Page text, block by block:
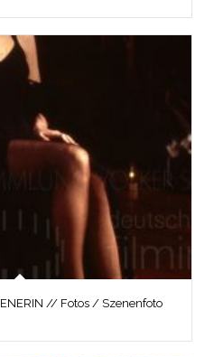
// Fotos / Szenenfoto